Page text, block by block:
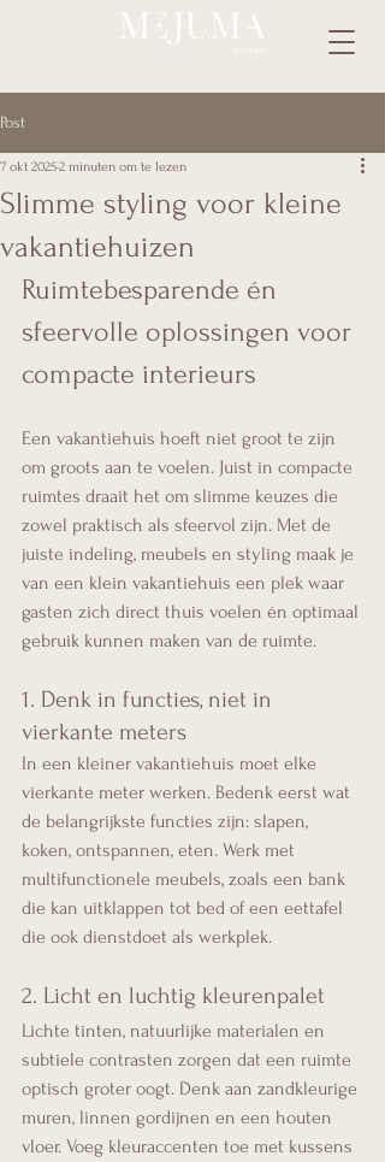
Post
Slimme styling voor kleine
vakantiehuizen
7 okt 20252 minuten om te lezen
Ruimtebesparende én
sfeervolle oplossingen voor
compacte interieurs
Een vakantiehuis hoeft niet groot te zijn
om groots aan te voelen. Juist in compacte
ruimtes draait het om slimme keuzes die
zowel praktisch als sfeervol zijn. Met de
juiste indeling, meubels en styling maak je
van een klein vakantiehuis een plek waar
gasten zich direct thuis voelen én optimaal
gebruik kunnen maken van de ruimte.
1. Denk in functies, niet in
vierkante meters
In een kleiner vakantiehuis moet elke
vierkante meter werken. Bedenk eerst wat
de belangrijkste functies zijn: slapen,
koken, ontspannen, eten. Werk met
multifunctionele meubels, zoals een bank
die kan uitklappen tot bed of een eettafel
die ook dienstdoet als werkplek.
2. Licht en luchtig kleurenpalet
Lichte tinten, natuurlijke materialen en
subtiele contrasten zorgen dat een ruimte
optisch groter oogt. Denk aan zandkleurige
muren, linnen gordijnen en een houten
vloer. Voeg kleuraccenten toe met kussens